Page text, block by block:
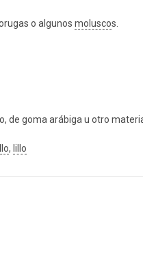
o algunos moluscos.
de goma arábiga u otro
, lillo